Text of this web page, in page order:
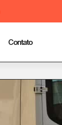
Contato